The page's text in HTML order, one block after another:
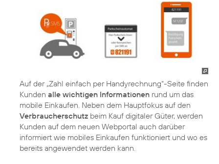
Auf der „Zahl einfach per Handyrechnung“-Seite finden
Kunden alle wichtigen Informationen rund um das
mobile Einkaufen. Neben dem Hauptfokus auf den
Verbraucherschutz beim Kauf digitaler Güter, werden
Kunden auf dem neuen Webportal auch darüber
informiert wie mobiles Einkaufen funktioniert und wo es
bereits angewendet werden kann.